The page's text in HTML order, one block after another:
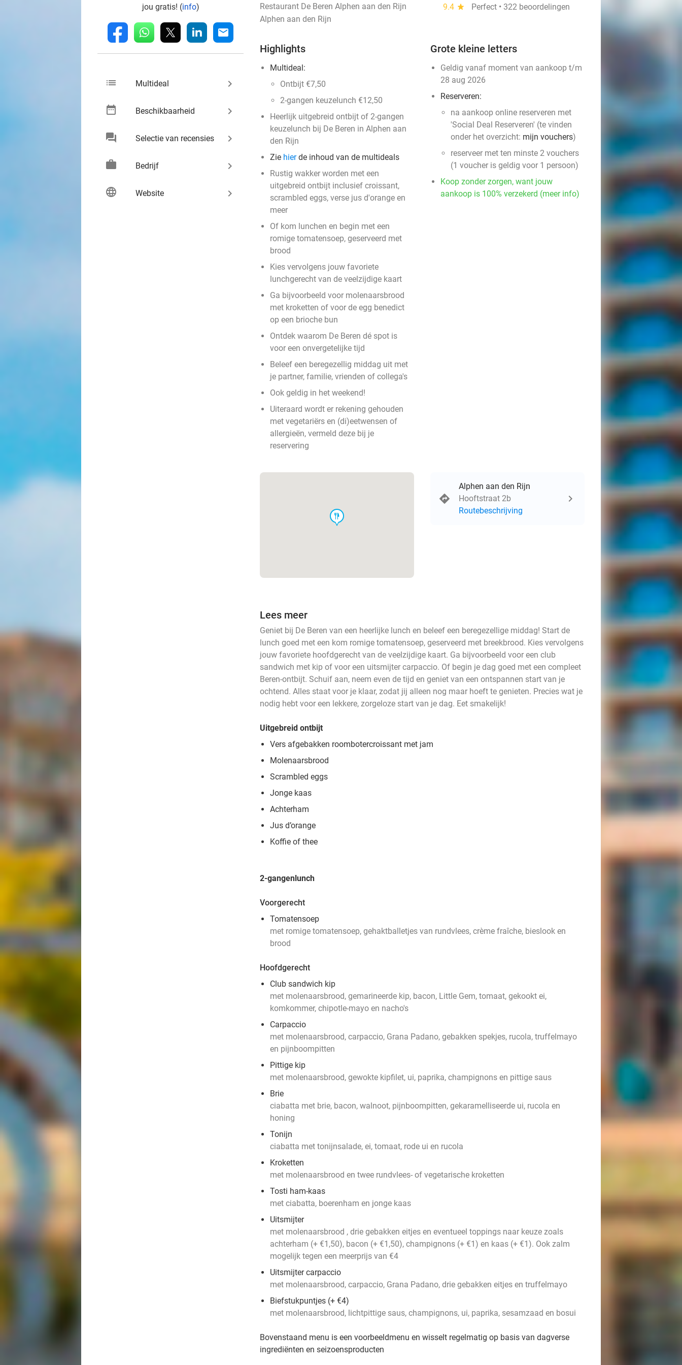
jou gratis! (info)
fb whatsapp linkedin mail
list Multideal keyboard_arrow_right
date_range Beschikbaarheid keyboard_arrow_right
chat Selectie van recensies keyboard_arrow_right
work Bedrijf keyboard_arrow_right
language Website keyboard_arrow_right
Restaurant De Beren Alphen aan den Rijn 9.4 star
Perfect • 322 beoordelingen
Alphen aan den Rijn
Highlights
Multideal:
Ontbijt €7,50
2-gangen keuzelunch €12,50
Heerlijk uitgebreid ontbijt of 2-gangen
keuzelunch bij De Beren in Alphen aan
den Rijn
Zie hierde inhoud van de multideals
Rustig wakker worden met een
uitgebreid ontbijt inclusief croissant,
scrambled eggs, verse jus d'orange en
meer
Of kom lunchen en begin met een
romige tomatensoep, geserveerd met
brood
Kies vervolgens jouw favoriete
lunchgerecht van de veelzijdige kaart
Ga bijvoorbeeld voor molenaarsbrood
met kroketten of voor de egg benedict
op een brioche bun
Ontdek waarom De Beren dé spot is
voor een onvergetelijke tijd
Beleef een beregezellig middag uit met
je partner, familie, vrienden of collega's
Ook geldig in het weekend!
Uiteraard wordt er rekening gehouden
met vegetariërs en (di)eetwensen of
allergieën, vermeld deze bij je
reservering
Grote kleine letters
Geldig vanaf moment van aankoop t/m
28 aug 2026
Reserveren:
na aankoop online reserveren met
'Social Deal Reserveren' (te vinden
onder het overzicht: mijn vouchers)
reserveer met ten minste 2 vouchers
(1 voucher is geldig voor 1 persoon)
Koop zonder zorgen, want jouw
aankoop is 100% verzekerd (meer info)
food
Alphen aan den Rijn
Hooftstraat 2b
Routebeschrijving
Lees meer
Geniet bij De Beren van een heerlijke lunch en beleef een beregezellige middag! Start de
lunch goed met een kom romige tomatensoep, geserveerd met breekbrood. Kies vervolgens
jouw favoriete hoofdgerecht van de veelzijdige kaart. Ga bijvoorbeeld voor een club
sandwich met kip of voor een uitsmijter carpaccio. Of begin je dag goed met een compleet
Beren-ontbijt. Schuif aan, neem even de tijd en geniet van een ontspannen start van je
ochtend. Alles staat voor je klaar, zodat jij alleen nog maar hoeft te genieten. Precies wat je
nodig hebt voor een lekkere, zorgeloze start van je dag. Eet smakelijk!
Uitgebreid ontbijt
Vers afgebakken roombotercroissant met jam
Molenaarsbrood
Scrambled eggs
Jonge kaas
Achterham
Jus d’orange
Koffie of thee
2-gangenlunch
Voorgerecht
Tomatensoep
met romige tomatensoep, gehaktballetjes van rundvlees, crème fraîche, bieslook en
brood
Hoofdgerecht
Club sandwich kip
met molenaarsbrood, gemarineerde kip, bacon, Little Gem, tomaat, gekookt ei,
komkommer, chipotle-mayo en nacho's
Carpaccio
met molenaarsbrood, carpaccio, Grana Padano, gebakken spekjes, rucola, truffelmayo
en pijnboompitten
Pittige kip
met molenaarsbrood, gewokte kipfilet, ui, paprika, champignons en pittige saus
Brie
ciabatta met brie, bacon, walnoot, pijnboompitten, gekaramelliseerde ui, rucola en
honing
Tonijn
ciabatta met tonijnsalade, ei, tomaat, rode ui en rucola
Kroketten
met molenaarsbrood en twee rundvlees- of vegetarische kroketten
Tosti ham-kaas
met ciabatta, boerenham en jonge kaas
Uitsmijter
met molenaarsbrood , drie gebakken eitjes en eventueel toppings naar keuze zoals
achterham (+ €1,50), bacon (+ €1,50), champignons (+ €1) en kaas (+ €1). Ook zalm
mogelijk tegen een meerprijs van €4
Uitsmijter carpaccio
met molenaarsbrood, carpaccio, Grana Padano, drie gebakken eitjes en truffelmayo
Biefstukpuntjes (+ €4)
met molenaarsbrood, lichtpittige saus, champignons, ui, paprika, sesamzaad en bosui
Bovenstaand menu is een voorbeeldmenu en wisselt regelmatig op basis van dagverse
ingrediënten en seizoensproducten